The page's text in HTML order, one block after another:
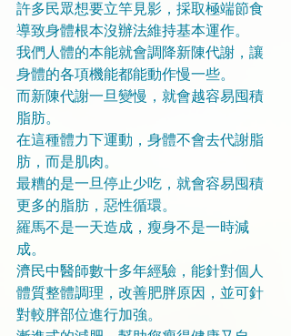
許多民眾想要立竿見影，採取極端節食
導致身體根本沒辦法維持基本運作。
我們人體的本能就會調降新陳代謝，讓
身體的各項機能都能動作慢一些。
而新陳代謝一旦變慢，就會越容易囤積
脂肪。
在這種體力下運動，身體不會去代謝脂
肪，而是肌肉。
最糟的是一旦停止少吃，就會容易囤積
更多的脂肪，惡性循環。
羅馬不是一天造成，瘦身不是一時減
成。
濟民中醫師數十多年經驗，能針對個人
體質整體調理，改善肥胖原因，並可針
對較胖部位進行加強。